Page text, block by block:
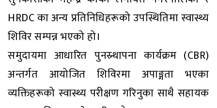
HRDC का अन्य प्रतिनिधिहरूको उपस्थितिमा स्वास्थ्य
शिविर सम्पन्न भएको हो।
समुदायमा आधारित पुनस्र्थापना कार्यक्रम (CBR)
अन्तर्गत आयोजित शिविरमा अपाङ्गता भएका
व्यक्तिहरूको स्वास्थ्य परीक्षण गरिनुका साथै सहायक